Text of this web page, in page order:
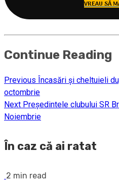
VREAU SĂ
Continue Reading
Previous Încasări și cheltuieli
octombrie
Next Președintele clubului SR
Noiembrie
În caz că ai ratat
2 min read